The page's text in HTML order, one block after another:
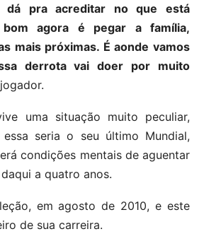
dá pra acreditar no que está
bom agora é pegar a família,
mais próximas. É aonde vamos
derrota vai doer por muito
uma situação muito peculiar,
seria o seu último Mundial,
condições mentais de aguentar
a quatro anos.
em agosto de 2010, e este
de sua carreira.